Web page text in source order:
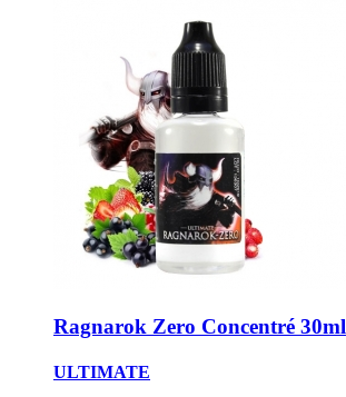
Ragnarok Zero Concentré 30ml
ULTIMATE